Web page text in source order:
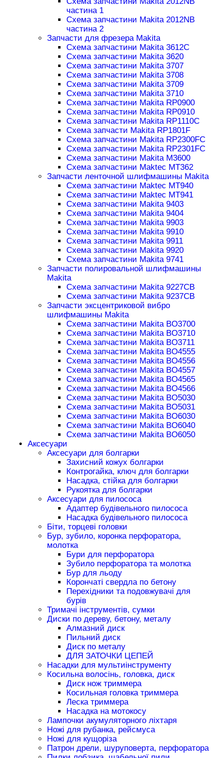
частина 1
Схема запчастини Makita 2012NB
частина 2
Запчасти для фрезера Makita
Схема запчастини Makita 3612C
Схема запчастини Makita 3620
Схема запчастини Makita 3707
Схема запчастини Makita 3708
Схема запчастини Makita 3709
Схема запчастини Makita 3710
Схема запчастини Makita RP0900
Схема запчастини Makita RP0910
Схема запчастини Makita RP1110C
Схема запчасти Makita RP1801F
Схема запчастини Makita RP2300FC
Схема запчастини Makita RP2301FC
Схема запчастини Makita M3600
Схема запчастини Maktec MT362
Запчасти ленточной шлифмашины Makita
Схема запчастини Maktec MT940
Схема запчастини Maktec MT941
Схема запчастини Makita 9403
Схема запчастини Makita 9404
Схема запчастини Makita 9903
Схема запчастини Makita 9910
Схема запчастини Makita 9911
Схема запчастини Makita 9920
Схема запчастини Makita 9741
Запчасти полировальной шлифмашины
Makita
Схема запчастини Makita 9227CB
Схема запчастини Makita 9237CB
Запчасти эксцентриковой вибро
шлифмашины Makita
Схема запчастини Makita BO3700
Схема запчастини Makita BO3710
Схема запчастини Makita BO3711
Схема запчастини Makita BO4555
Схема запчастини Makita BO4556
Схема запчастини Makita BO4557
Схема запчастини Makita BO4565
Схема запчастини Makita BO4566
Схема запчастини Makita BO5030
Схема запчастини Makita BO5031
Схема запчастини Makita BO6030
Схема запчастини Makita BO6040
Схема запчастини Makita BO6050
Аксесуари
Аксесуари для болгарки
Захисний кожух болгарки
Контрогайка, ключ для болгарки
Насадка, стійка для болгарки
Рукоятка для болгарки
Аксесуари для пилососа
Адаптер будівельного пилососа
Насадка будівельного пилососа
Біти, торцеві головки
Бур, зубило, коронка перфоратора,
молотка
Бури для перфоратора
Зубило перфоратора та молотка
Бур для льоду
Корончаті свердла по бетону
Перехідники та подовжувачі для
бурів
Тримачі інструментів, сумки
Диски по дереву, бетону, металу
Алмазний диск
Пильний диск
Диск по металу
ДЛЯ ЗАТОЧКИ ЦЕПЕЙ
Насадки для мультиінструменту
Косильна волосінь, головка, диск
Диск нож триммера
Косильная головка триммера
Леска триммера
Насадка на мотокосу
Лампочки акумуляторного ліхтаря
Ножі для рубанка, рейсмуса
Ножі для кущоріза
Патрон дрели, шуруповерта, перфоратора